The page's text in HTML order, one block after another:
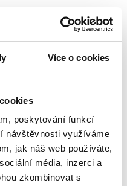
Více o cookies
poskytování funkcí
návštěvnosti využíváme
jak náš web používáte,
média, inzerci a
zkombinovat s